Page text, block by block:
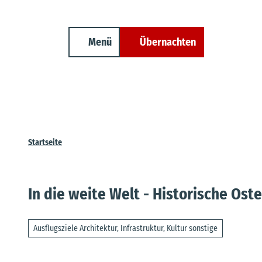
Menü Übernachten
Startseite
In die weite Welt - Historische
Ausflugsziele Architektur, Infrastruktur, Kultur sonstige